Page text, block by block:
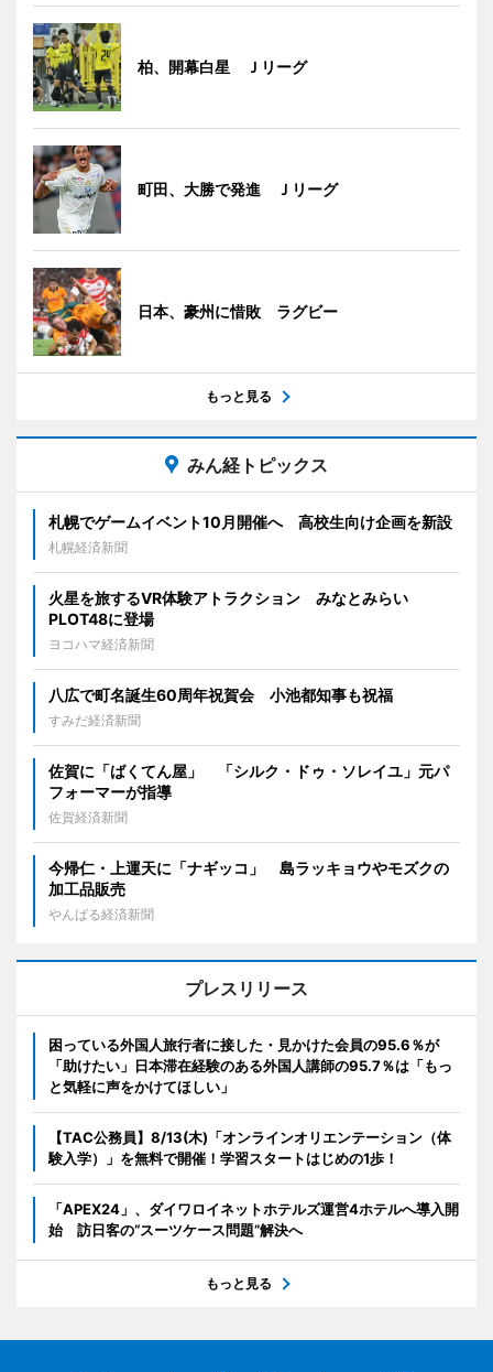
柏、開幕白星 Ｊリーグ
町田、大勝で発進 Ｊリーグ
日本、豪州に惜敗 ラグビー
もっと見る
みん経トピックス
札幌でゲームイベント10月開催へ 高校生向け企画を新設
札幌経済新聞
火星を旅するVR体験アトラクション みなとみらい
PLOT48に登場
ヨコハマ経済新聞
八広で町名誕生60周年祝賀会 小池都知事も祝福
すみだ経済新聞
佐賀に「ばくてん屋」 「シルク・ドゥ・ソレイユ」元パ
フォーマーが指導
佐賀経済新聞
今帰仁・上運天に「ナギッコ」 島ラッキョウやモズクの
加工品販売
やんばる経済新聞
プレスリリース
困っている外国人旅行者に接した・見かけた会員の95.6％が
「助けたい」日本滞在経験のある外国人講師の95.7％は「もっ
と気軽に声をかけてほしい」
【TAC公務員】8/13(木)「オンラインオリエンテーション（体
験入学）」を無料で開催！学習スタートはじめの1歩！
「APEX24」、ダイワロイネットホテルズ運営4ホテルへ導入開
始 訪日客の“スーツケース問題”解決へ
もっと見る